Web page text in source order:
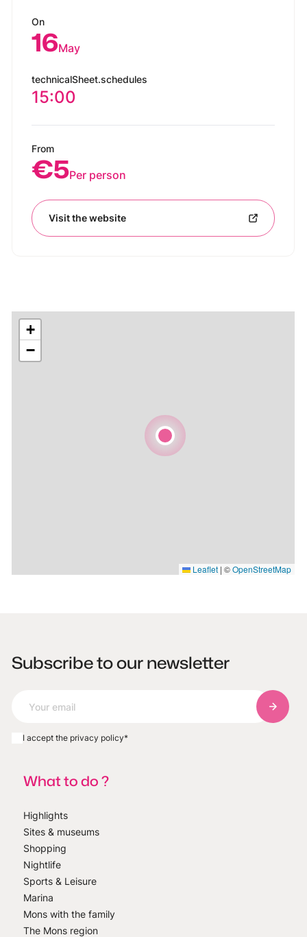
On
16May
technicalSheet.schedules
15:00
From
€5Per person
Visit the website
+
−
Leaflet | ©OpenStreetMap
Subscribe to our newsletter
I accept the privacy policy*
What to do ?
Highlights
Sites & museums
Shopping
Nightlife
Sports & Leisure
Marina
Mons with the family
The Mons region